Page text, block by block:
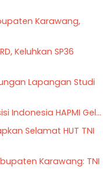
Karawang,
Keluhkan SP36
Lapangan Studi
Indonesia HAPMI Gel...
Selamat HUT TNI
Karawang: TNI